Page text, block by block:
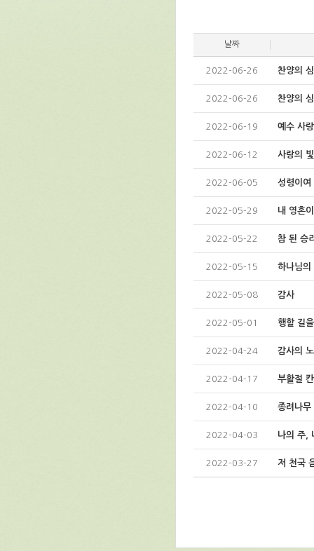
날짜
2022-06-26 찬양의
2022-06-26 찬양의
2022-06-19 예수 사
2022-06-12 사랑의
2022-06-05 성령이여
2022-05-29 내 영혼
2022-05-22 참 된 승
2022-05-15 하나님의
2022-05-08 감사
2022-05-01 행할 길
2022-04-24 감사의
2022-04-17 부활절
2022-04-10 종려나무
2022-04-03 나의 주,
2022-03-27 저 천국